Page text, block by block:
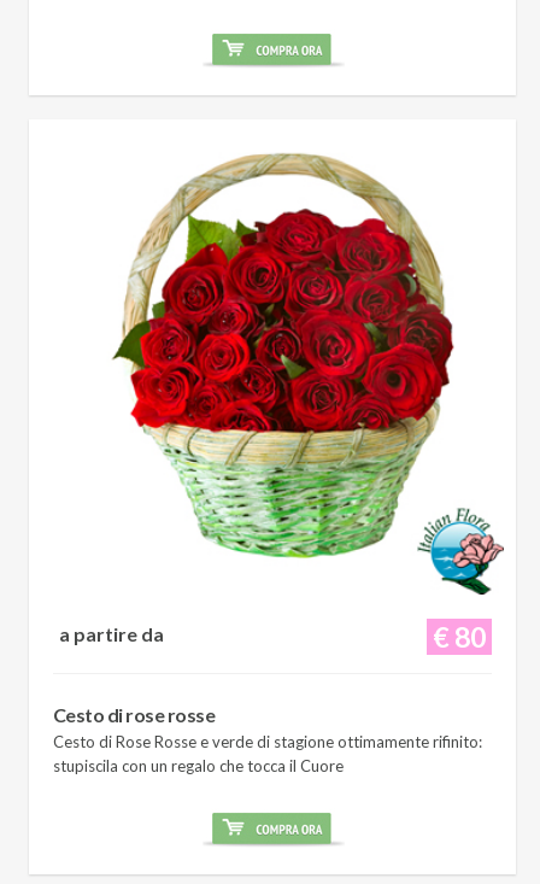
€ 80
a partire da
Cesto di rose rosse
Cesto di Rose Rosse e verde di stagione ottimamente rifinito:
stupiscila con un regalo che tocca il Cuore